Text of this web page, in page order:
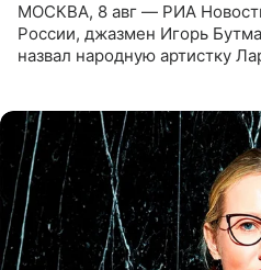
МОСКВА, 8 авг — РИА
России, джазмен Игорь
назвал народную артистку